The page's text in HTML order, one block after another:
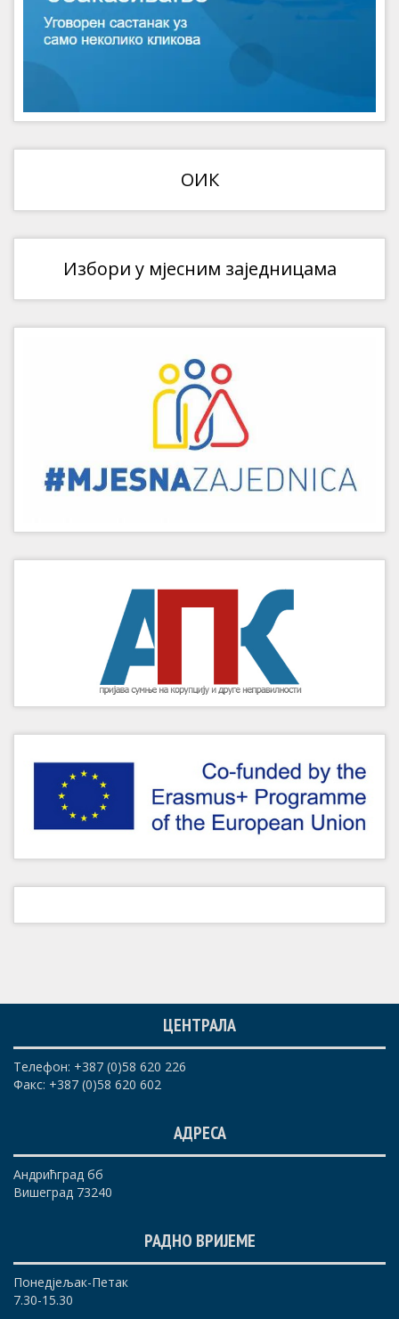
ОИК
Избори у мјесним заједницама
ЦЕНТРАЛА
Телефон: +387 (0)58 620 226
Факс: +387 (0)58 620 602
АДРЕСА
Андрићград бб
Вишеград 73240
РАДНО ВРИЈЕМЕ
Понедјељак-Петак
7.30-15.30